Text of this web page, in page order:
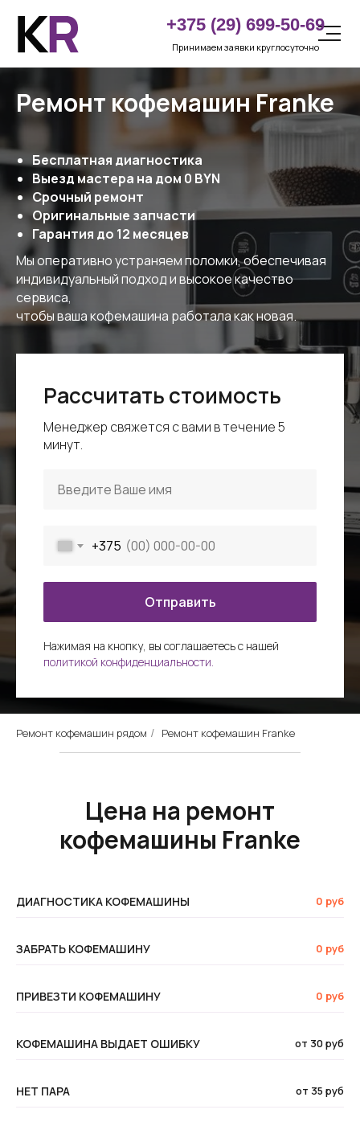
LET'S
GO!
Принимаем заявки круглосуточно
+375 (29) 699-50-69
Ремонт кофемашин Franke
Бесплатная диагностика
Выезд мастера на дом 0 BYN
Срочный ремонт
Оригинальные запчасти
Гарантия до 12 месяцев
Мы оперативно устраняем поломки, обеспечивая
индивидуальный подход и высокое качество
сервиса,
чтобы ваша кофемашина работала как новая.
Рассчитать стоимость
Менеджер свяжется с вами в течение 5
минут.
+375
Отправить
Нажимая на кнопку, вы соглашаетесь c нашей
политикой конфиденциальности.
Ремонт кофемашин рядом / Ремонт кофемашин Franke
Цена на ремонт
кофемашины Franke
ДИАГНОСТИКА КОФЕМАШИНЫ 0 руб
ЗАБРАТЬ КОФЕМАШИНУ 0 руб
ПРИВЕЗТИ КОФЕМАШИНУ 0 руб
КОФЕМАШИНА ВЫДАЕТ ОШИБКУ от 30 руб
НЕТ ПАРА от 35 руб